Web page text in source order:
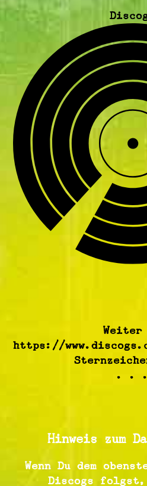
Weiter
https://
. . .
Hinweis zum
Wenn Du dem
Discogs